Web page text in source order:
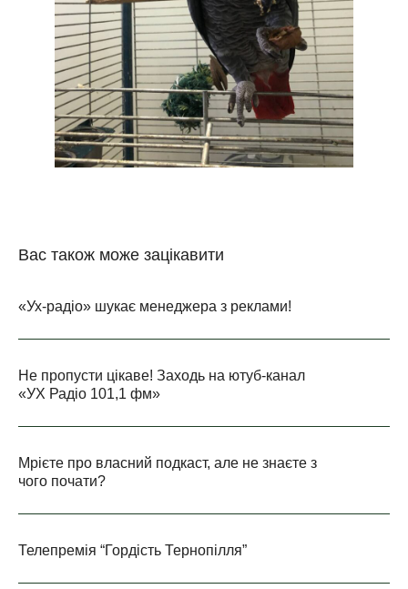
Вас також може зацікавити
«Ух-радіо» шукає менеджера з реклами!
Не пропусти цікаве! Заходь на ютуб-канал
«УХ Радіо 101,1 фм»
Мрієте про власний подкаст, але не знаєте з
чого почати?
Телепремія “Гордість Тернопілля”